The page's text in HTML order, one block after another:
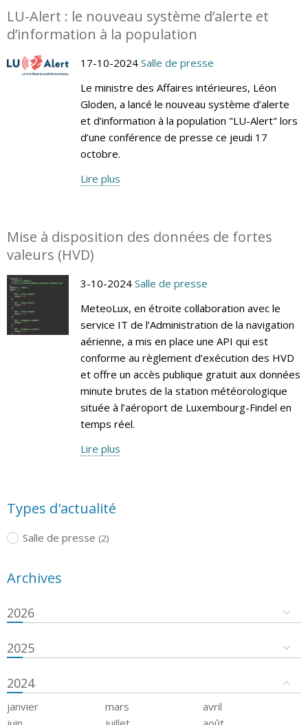
LU-Alert : le nouveau système d’alerte et
d’information à la population
17-10-2024 Salle de presse
Le ministre des Affaires intérieures, Léon
Gloden, a lancé le nouveau système d’alerte
et d’information à la population "LU-Alert" lors
d’une conférence de presse ce jeudi 17
octobre.
Lire plus
Mise à disposition des données de fortes
valeurs (HVD)
3-10-2024 Salle de presse
MeteoLux, en étroite collaboration avec le
service IT de l’Administration de la navigation
aérienne, a mis en place une API qui est
conforme au règlement d’exécution des HVD
et offre un accès publique gratuit aux données
minute brutes de la station météorologique
située à l’aéroport de Luxembourg-Findel en
temps réel.
Lire plus
Types d'actualité
Salle de presse (2)
Archives
2026
2025
2024
janvier mars
avril